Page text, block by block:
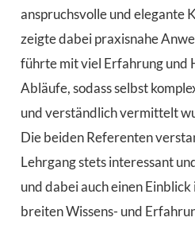
anspruchsvolle und elegante
zeigte dabei praxisnahe
führte mit viel Erfahrung und
Abläufe, sodass selbst
und verständlich vermittelt
Die beiden Referenten
Lehrgang stets interessant
und dabei auch einen
breiten Wissens- und